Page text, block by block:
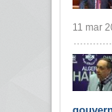
11 mar